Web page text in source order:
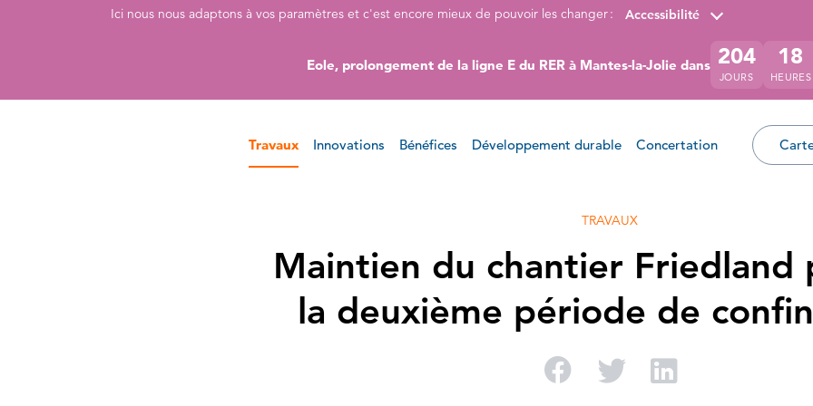
Accéder directement au contenu de la page
Accéder à la navigation principale
Accéder à la rechercheIci nous nous adaptons à vos paramètres et c'est encore mieux de pouvoir les changer : Accessibilité
Eole, prolongement de la ligne E du RER à Mantes-la-Jolie dans 204
JOURS
18
HEURES
Travaux Innovations Bénéfices Développement durable Concertation
TRAVAUX
Maintien du chantier Friedland
la deuxième période de
Partager sur Facebook
Partager sur